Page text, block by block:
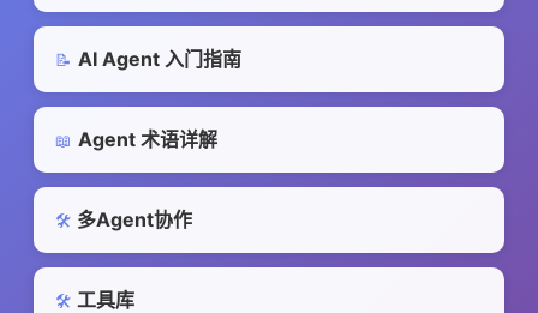
📝 AI Agent 入门指南
📖 Agent 术语详解
🛠️ 多Agent协作
🛠️ 工具库